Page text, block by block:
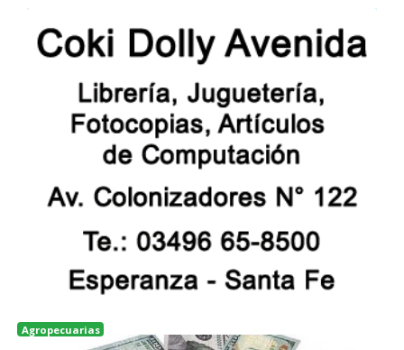
Agropecuarias